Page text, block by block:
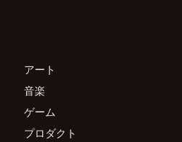
アート
音楽
ゲーム
プロダクト